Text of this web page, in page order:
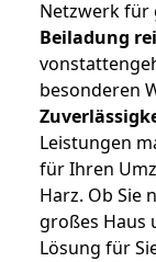
Netzwerk für
Beiladung
besonderen
Leistungen
für Ihren
Harz. Ob Sie
großes Haus
Lösung für